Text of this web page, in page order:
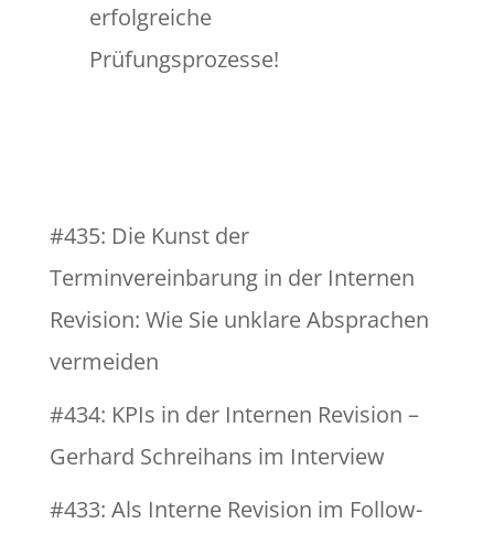
erfolgreiche
Prüfungsprozesse!
#435: Die Kunst der
Terminvereinbarung in der Internen
Revision: Wie Sie unklare Absprachen
vermeiden
#434: KPIs in der Internen Revision –
Gerhard Schreihans im Interview
#433: Als Interne Revision im Follow-